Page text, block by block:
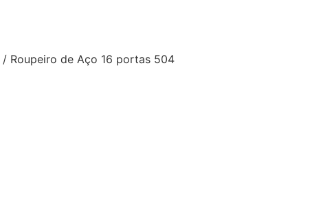
/ Roupeiro de Aço 16 portas 504